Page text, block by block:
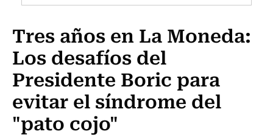
Programas Radio y TV Usach
Tres años en La Moneda:
Los desafíos del
Presidente Boric para
evitar el síndrome del
"pato cojo"